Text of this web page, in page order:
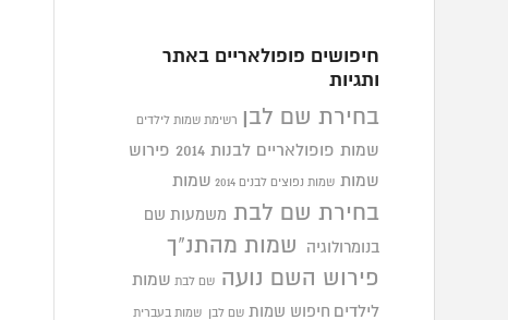
חיפושים פופולאריים באתר
ותגיות
בחירת שם לבן רשימת שמות לילדים
שמות פופולאריים לבנות 2014 פירוש
שמות שמות נפוצים לבנים 2014 שמות
בחירת שם לבת משמעות שם
בנומרולוגיה
שמות מהתנ"ך
פירוש השם נועה
שם לבת שמות
לילדים חיפוש שמות שם לבן שמות בעברית